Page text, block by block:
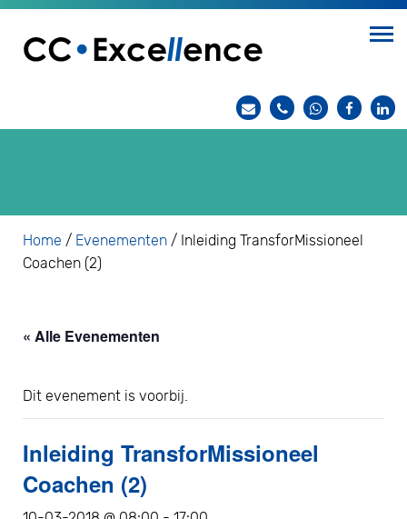
Home / Evenementen / Inleiding TransforMissioneel
Coachen (2)
« Alle Evenementen
Dit evenement is voorbij.
Inleiding TransforMissioneel
Coachen (2)